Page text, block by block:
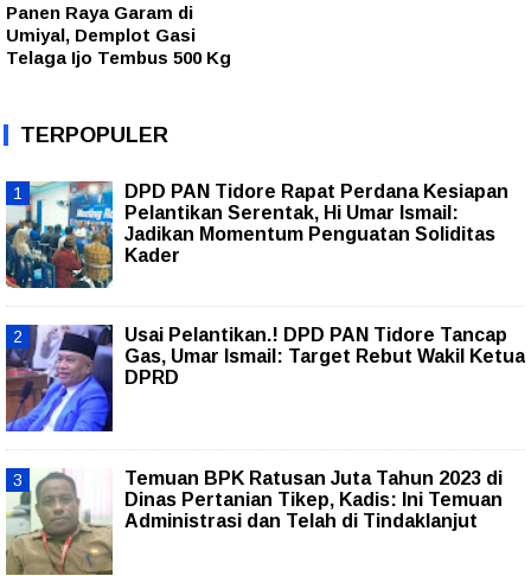
Panen Raya Garam di
Umiyal, Demplot Gasi
Telaga Ijo Tembus 500 Kg
TERPOPULER
DPD PAN Tidore Rapat Perdana Kesiapan
Pelantikan Serentak, Hi Umar Ismail:
Jadikan Momentum Penguatan Soliditas
Kader
Usai Pelantikan.! DPD PAN Tidore Tancap
Gas, Umar Ismail: Target Rebut Wakil Ketua
DPRD
Temuan BPK Ratusan Juta Tahun 2023 di
Dinas Pertanian Tikep, Kadis: Ini Temuan
Administrasi dan Telah di Tindaklanjut